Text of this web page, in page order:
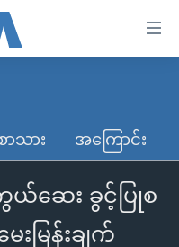
သား အကြောင်း
ကွယ်ဆေး ခွင့်ပြုစ
မြန်းချက်